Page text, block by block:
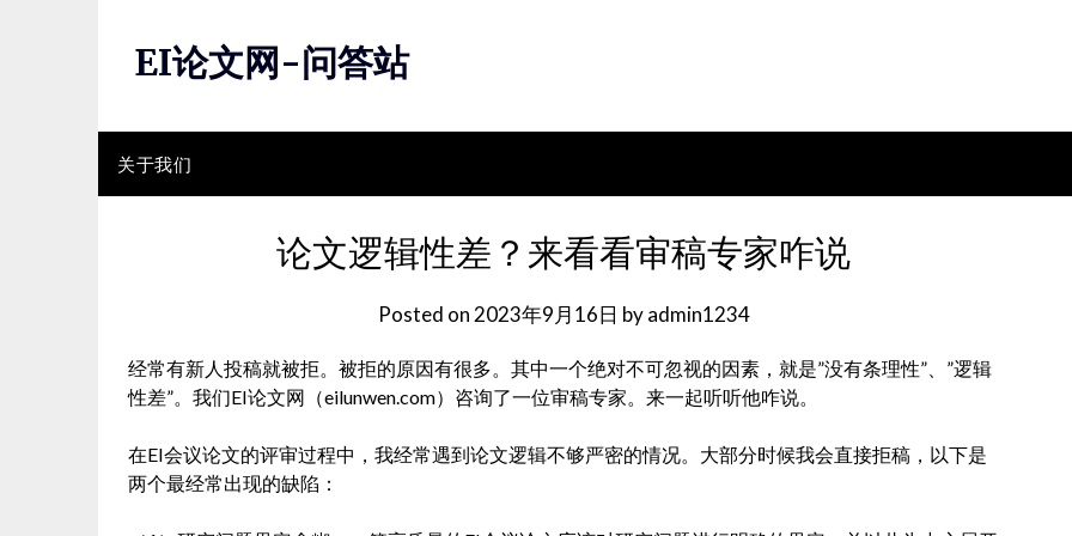
EI论文网-问答站
关于我们
论文逻辑性差？来看看审稿专家咋说
Posted on 2023年9月16日 byadmin1234
经常有新人投稿就被拒。被拒的原因有很多。其中一个绝对不可忽视的因素，就是”没有条理性”、”逻辑
性差”。我们EI论文网（eilunwen.com）咨询了一位审稿专家。来一起听听他咋说。
在EI会议论文的评审过程中，我经常遇到论文逻辑不够严密的情况。大部分时候我会直接拒稿，以下是
两个最经常出现的缺陷：